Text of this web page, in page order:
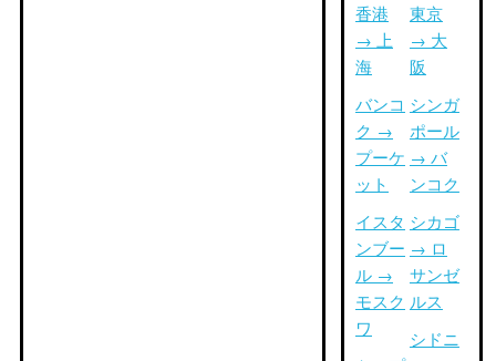
香港
→ 上
海
バンコ
ク →
プーケ
ット
イスタ
ンブー
ル →
モスク
ワ
東京
→ 大
阪
シンガ
ポール
→ バ
ンコク
シカゴ
→ ロ
サンゼ
ルス
シドニ